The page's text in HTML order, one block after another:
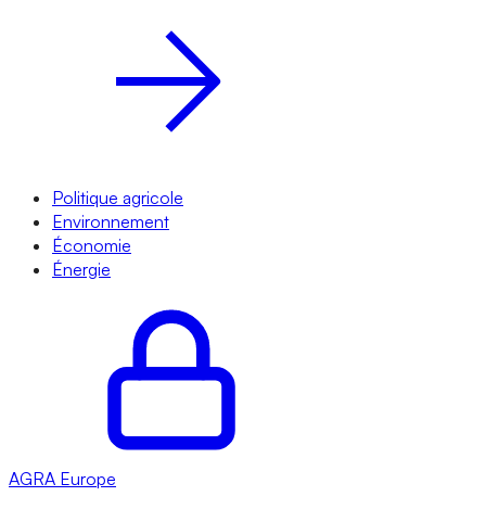
Politique agricole
Environnement
Économie
Énergie
AGRA Europe